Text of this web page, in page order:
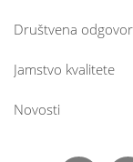
Društvena
Jamstvo kvalitete
Novosti